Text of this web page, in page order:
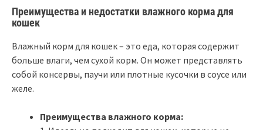
Преимущества и недостатки влажного корма для
кошек
Влажный корм для кошек – это еда, которая содержит
больше влаги, чем сухой корм. Он может представлять
собой консервы, паучи или плотные кусочки в соусе или
желе.
Преимущества влажного корма: